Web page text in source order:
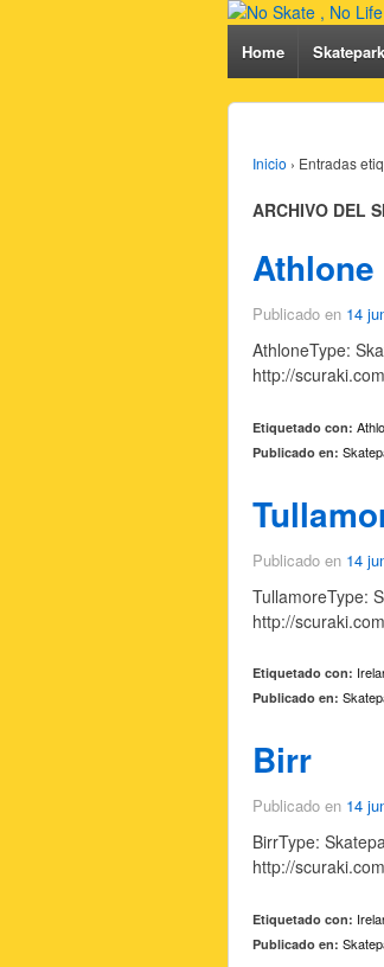
Home
Inicio › Entradas
ARCHIVO DEL
Athlone
Publicado en 14
AthloneType:
http://
Etiquetado con:
Publicado en:
Publicado en 14
TullamoreType:
http://
Etiquetado con:
Publicado en:
Birr
Publicado en 14
BirrType:
http://
Etiquetado con:
Publicado en: